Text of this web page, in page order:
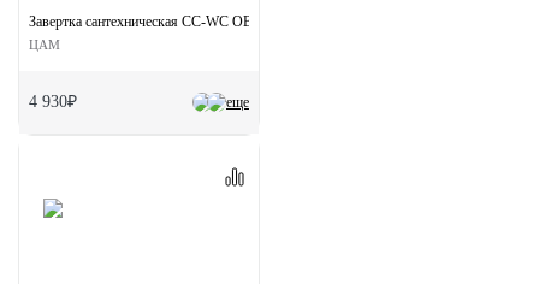
еще
Завертка сантехническая CC-WC OBA на круглой розетке цвет античная бронза
ЦАМ
4 930₽